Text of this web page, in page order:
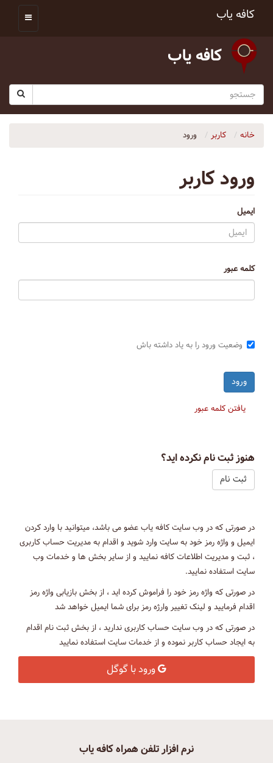
کافه یاب
کافه یاب
خانه کاربر ورود
ورود کاربر
ایمیل
کلمه عبور
وضعیت ورود را به یاد داشته باش
یافتن کلمه عبور
هنوز ثبت نام نکرده اید؟
ثبت نام
در صورتی که در وب سایت کافه یاب عضو می باشد، میتوانید با وارد کردن
ایمیل و واژه رمز خود به سایت وارد شوید و اقدام به مدیریت حساب کاربری
، ثبت و مدیریت اطلاعات کافه نمایید و از سایر بخش ها و خدمات وب
سایت استفاده نمایید.
در صورتی که واژه رمز خود را فراموش کرده اید ، از بخش بازیابی واژه رمز
اقدام فرمایید و لینک تغییر وارژه رمز برای شما ایمیل خواهد شد
در صورتی که در وب سایت حساب کاربری ندارید ، از بخش ثبت نام اقدام
به ایجاد حساب کاربر نموده و از خدمات سایت استفاده نمایید
ورود با گوگل
نرم افزار تلفن همراه کافه یاب